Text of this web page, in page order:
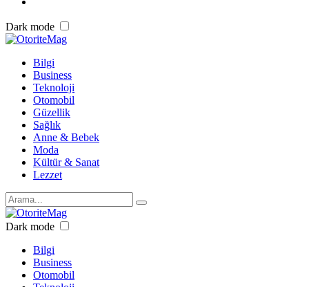
Dark mode
Bilgi
Business
Teknoloji
Otomobil
Güzellik
Sağlık
Anne & Bebek
Moda
Kültür & Sanat
Lezzet
Dark mode
Bilgi
Business
Otomobil